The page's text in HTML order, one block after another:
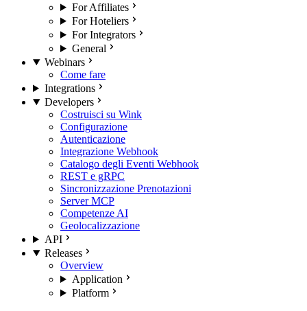
For Affiliates
For Hoteliers
For Integrators
General
Webinars
Come fare
Integrations
Developers
Costruisci su Wink
Configurazione
Autenticazione
Integrazione Webhook
Catalogo degli Eventi Webhook
REST e gRPC
Sincronizzazione Prenotazioni
Server MCP
Competenze AI
Geolocalizzazione
API
Releases
Overview
Application
Platform